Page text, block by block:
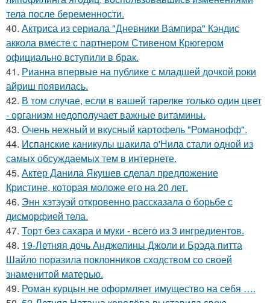
тела после беременности.
40. Актриса из сериала "Дневники Вампира" Кэндис
аккола вместе с партнером Стивеном Крюгером
официально вступили в брак.
41. Рианна впервые на публике с младшей дочкой роки
айриш появилась.
42. В том случае, если в вашей тарелке только один цвет
- организм недополучает важные витамины.
43. Очень нежный и вкусный картофель "Романофф".
44. Испанские каникулы шакила о'Нила стали одной из
самых обсуждаемых тем в интернете.
45. Актер Данила Якушев сделал предложение
Кристине, которая моложе его на 20 лет.
46. Энн хэтэуэй откровенно рассказала о борьбе с
дисморфией тела.
47. Торт без сахара и муки - всего из 3 ингредиентов.
48. 19-Летняя дочь Анджелины Джоли и Брэда питта
Шайло поразила поклонников сходством со своей
знаменитой матерью.
49. Роман курцын не оформляет имущество на себя ….